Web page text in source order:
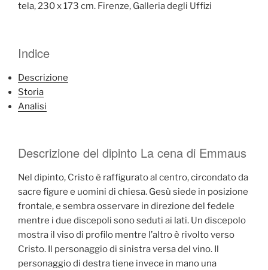
tela, 230 x 173 cm. Firenze, Galleria degli Uffizi
Indice
Descrizione
Storia
Analisi
Descrizione del dipinto La cena di Emmaus
Nel dipinto, Cristo è raffigurato al centro, circondato da
sacre figure e uomini di chiesa. Gesù siede in posizione
frontale, e sembra osservare in direzione del fedele
mentre i due discepoli sono seduti ai lati. Un discepolo
mostra il viso di profilo mentre l’altro è rivolto verso
Cristo. Il personaggio di sinistra versa del vino. Il
personaggio di destra tiene invece in mano una